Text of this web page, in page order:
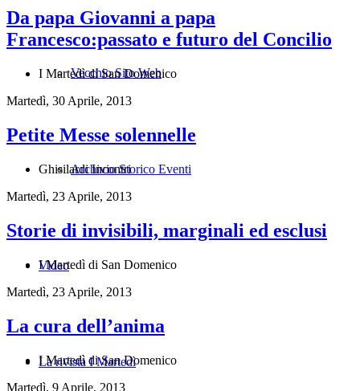
Vecchio Sito Web
Archivio Storico Eventi
Video
La rivista I Martedì
Da papa Giovanni a papa
Francesco:passato e futuro del Concilio
I Martedì di San Domenico
Martedì, 30 Aprile, 2013
Petite Messe solennelle
Ghisilardi Incontri
Martedì, 23 Aprile, 2013
Storie di invisibili, marginali ed esclusi
I Martedì di San Domenico
Martedì, 23 Aprile, 2013
La cura dell’anima
I Martedì di San Domenico
Martedì, 9 Aprile, 2013